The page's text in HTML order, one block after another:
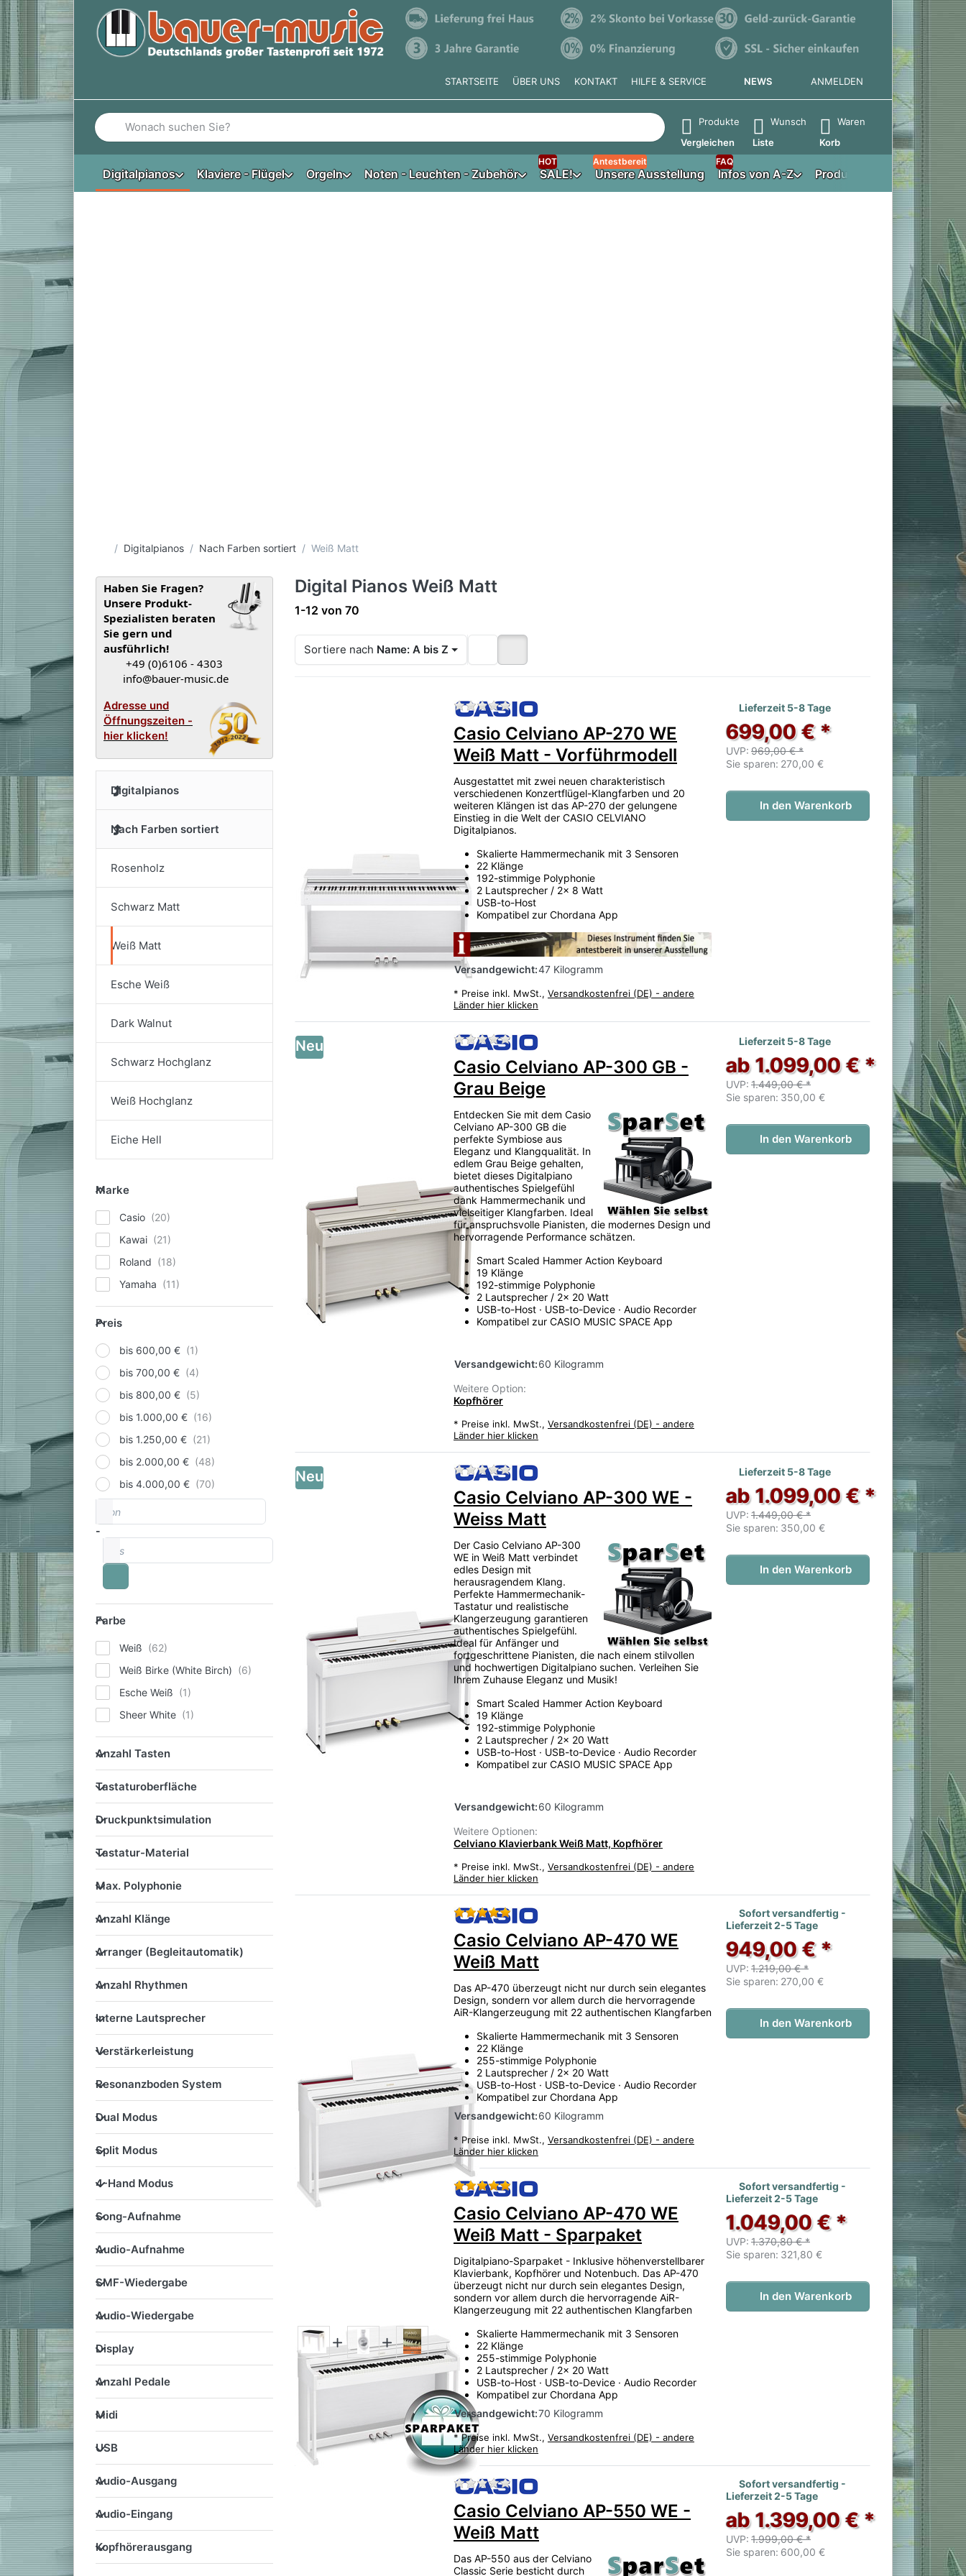
STARTSEITE ÜBER UNS KONTAKT HILFE & SERVICE NEWS ANMELDEN
Geben Sie einen Suchbegriff ein. Während Sie tippen, erscheinen automatisch erste Ergebnisse. Drücken Sie die Eingabetaste, um alle Ergebnisse aufzurufen.
Produkte
Vergleichen
Wunsch
Liste
Waren
Korb
Digitalpianos Klaviere - Flügel Orgeln Noten - Leuchten - Zubehör SALE!
HOT
Unsere Ausstellung
Antestbereit
Infos von A-Z
FAQ
Produktberater
Startseite
Digitalpianos Nach Farben sortiert Weiß Matt
Haben Sie Fragen?
Unsere Produkt-
Spezialisten beraten
Sie gern und
ausführlich!
+49 (0)6106 - 4303
info@bauer-music.de
Adresse und
Öffnungszeiten -
hier klicken!
Digitalpianos
Nach Farben sortiert
Rosenholz
Schwarz Matt
Weiß Matt
Esche Weiß
Dark Walnut
Schwarz Hochglanz
Weiß Hochglanz
Eiche Hell
Marke
Marke
Casio
Kawai
Roland
Yamaha
Preis
Preis
bis 600,00 €
bis 700,00 €
bis 800,00 €
bis 1.000,00 €
bis 1.250,00 €
bis 2.000,00 €
bis 4.000,00 €
Preisspanne
-
Farbe
Farbe
Weiß
Weiß Birke (White Birch)
Esche Weiß
Sheer White
Anzahl Tasten
Anzahl Tasten
Tastaturoberfläche
Tastaturoberfläche
Druckpunktsimulation
Druckpunktsimulation
Tastatur-Material
Tastatur-Material
Max. Polyphonie
Max. Polyphonie
Anzahl Klänge
Anzahl Klänge
Arranger (Begleitautomatik)
Arranger (Begleitautomatik)
Anzahl Rhythmen
Anzahl Rhythmen
Interne Lautsprecher
Interne Lautsprecher
Verstärkerleistung
Verstärkerleistung
Resonanzboden System
Resonanzboden System
Dual Modus
Dual Modus
Split Modus
Split Modus
4-Hand Modus
4-Hand Modus
Song-Aufnahme
Song-Aufnahme
Audio-Aufnahme
Audio-Aufnahme
SMF-Wiedergabe
SMF-Wiedergabe
Audio-Wiedergabe
Audio-Wiedergabe
Display
Display
Anzahl Pedale
Anzahl Pedale
Midi
Midi
USB
USB
Audio-Ausgang
Audio-Ausgang
Audio-Eingang
Audio-Eingang
Kopfhörerausgang
Kopfhörerausgang
Digital Pianos Weiß Matt
Suchergebnisse:
1-12 von 70
Sortiere nach Name: A bis Z
Zu diesem Produkt liegen noch keine Bewertungen vor.
Casio Celviano AP-270 WE
Weiß Matt - Vorführmodell
Ausgestattet mit zwei neuen charakteristisch
verschiedenen Konzertflügel-Klangfarben und 20
weiteren Klängen ist das AP-270 der gelungene
Einstieg in die Welt der CASIO CELVIANO
Digitalpianos.
Skalierte Hammermechanik mit 3 Sensoren
22 Klänge
192-stimmige Polyphonie
2 Lautsprecher / 2x 8 Watt
USB-to-Host
Kompatibel zur Chordana App
Versandgewicht:47 Kilogramm
* Preise inkl. MwSt., Versandkostenfrei (DE) - andere
Länder hier klicken
Lieferzeit 5-8 Tage
699,00 € *
UVP: 969,00 € *
Sie sparen: 270,00 €
In den Warenkorb
Neu Zu diesem Produkt liegen noch keine Bewertungen vor.
Casio Celviano AP-300 GB -
Grau Beige
Entdecken Sie mit dem Casio
Celviano AP-300 GB die
perfekte Symbiose aus
Eleganz und Klangqualität. In
edlem Grau Beige gehalten,
bietet dieses Digitalpiano
authentisches Spielgefühl
dank Hammermechanik und
vielseitiger Klangfarben. Ideal
für anspruchsvolle Pianisten, die modernes Design und
hervorragende Performance schätzen.
Smart Scaled Hammer Action Keyboard
19 Klänge
192-stimmige Polyphonie
2 Lautsprecher / 2x 20 Watt
USB-to-Host · USB-to-Device · Audio Recorder
Kompatibel zur CASIO MUSIC SPACE App
Versandgewicht:60 Kilogramm
Weitere Option:
Kopfhörer
* Preise inkl. MwSt., Versandkostenfrei (DE) - andere
Länder hier klicken
Lieferzeit 5-8 Tage
ab 1.099,00 € *
UVP: 1.449,00 € *
Sie sparen: 350,00 €
In den Warenkorb
Neu Zu diesem Produkt liegen noch keine Bewertungen vor.
Casio Celviano AP-300 WE -
Weiss Matt
Der Casio Celviano AP-300
WE in Weiß Matt verbindet
edles Design mit
herausragendem Klang.
Perfekte Hammermechanik-
Tastatur und realistische
Klangerzeugung garantieren
authentisches Spielgefühl.
Ideal für Anfänger und
fortgeschrittene Pianisten, die nach einem stilvollen
und hochwertigen Digitalpiano suchen. Verleihen Sie
Ihrem Zuhause Eleganz und Musik!
Smart Scaled Hammer Action Keyboard
19 Klänge
192-stimmige Polyphonie
2 Lautsprecher / 2x 20 Watt
USB-to-Host · USB-to-Device · Audio Recorder
Kompatibel zur CASIO MUSIC SPACE App
Versandgewicht:60 Kilogramm
Weitere Optionen:
Celviano Klavierbank Weiß Matt, Kopfhörer
* Preise inkl. MwSt., Versandkostenfrei (DE) - andere
Länder hier klicken
Lieferzeit 5-8 Tage
ab 1.099,00 € *
UVP: 1.449,00 € *
Sie sparen: 350,00 €
In den Warenkorb
Bewertung: 5 von 5 Sternen. 1 Bewertung.
Casio Celviano AP-470 WE
Weiß Matt
Das AP-470 überzeugt nicht nur durch sein elegantes
Design, sondern vor allem durch die hervorragende
AiR-Klangerzeugung mit 22 authentischen Klangfarben
Skalierte Hammermechanik mit 3 Sensoren
22 Klänge
255-stimmige Polyphonie
2 Lautsprecher / 2x 20 Watt
USB-to-Host · USB-to-Device · Audio Recorder
Kompatibel zur Chordana App
Versandgewicht:60 Kilogramm
* Preise inkl. MwSt., Versandkostenfrei (DE) - andere
Länder hier klicken
Sofort versandfertig -
Lieferzeit 2-5 Tage
949,00 € *
UVP: 1.219,00 € *
Sie sparen: 270,00 €
In den Warenkorb
Bewertung: 5 von 5 Sternen. 3 Bewertungen.
Casio Celviano AP-470 WE
Weiß Matt - Sparpaket
Digitalpiano-Sparpaket - Inklusive höhenverstellbarer
Klavierbank, Kopfhörer und Notenbuch. Das AP-470
überzeugt nicht nur durch sein elegantes Design,
sondern vor allem durch die hervorragende AiR-
Klangerzeugung mit 22 authentischen Klangfarben
Skalierte Hammermechanik mit 3 Sensoren
22 Klänge
255-stimmige Polyphonie
2 Lautsprecher / 2x 20 Watt
USB-to-Host · USB-to-Device · Audio Recorder
Kompatibel zur Chordana App
Versandgewicht:70 Kilogramm
* Preise inkl. MwSt., Versandkostenfrei (DE) - andere
Länder hier klicken
Sofort versandfertig -
Lieferzeit 2-5 Tage
1.049,00 € *
UVP: 1.370,80 € *
Sie sparen: 321,80 €
In den Warenkorb
Zu diesem Produkt liegen noch keine Bewertungen vor.
Casio Celviano AP-550 WE -
Weiß Matt
Das AP-550 aus der Celviano
Classic Serie besticht durch
Sofort versandfertig -
Lieferzeit 2-5 Tage
ab 1.399,00 € *
UVP: 1.999,00 € *
Sie sparen: 600,00 €